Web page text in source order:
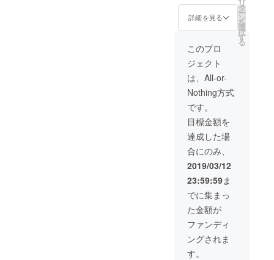
合は
CAMPF
ユー
ザー名
を掲載
いたし
ます。
ご了承
い。
てお知
らせし
※「CBT
（ク
テス
ト）」
は複数
回実施
す。 ス
ポン
サー/
ビッグ
スポン
サー
の方は
全CBT
に参加
可能で
すが、
超応援/
超絶応
ムボッ
クスの
HP/MP
ポー
ション
Lv.2
×30 ・
武器/防
な素
材 ×35
※CBT（
クロー
ズβテス
ト）に
つきま
しては
実施時
にメー
ル等に
てお知
らせし
サンク
ス」と
して掲
載 オー
プン
サービ
ス前に
行う
CBT（
クロー
参加権
オープ
ンサー
ビス開
始後に
ビッグ
スポン
サー
コース
アイテ
ムボッ
クスの
ご提供
詳細を見る
リ
タ
ー
ン
を
選
択
す
る
このプロ
ジェクト
は、All-or-
Nothing方式
です。
目標金額を
達成した場
合にのみ、
2019/03/12
23:59:59ま
でに集まっ
た金額が
ファンディ
ングされま
す。